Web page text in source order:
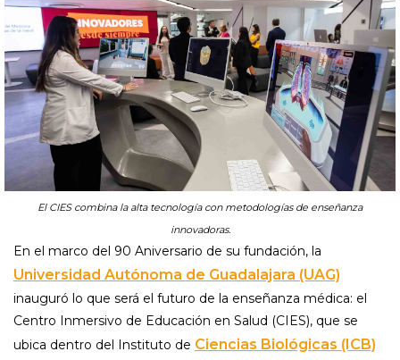
El CIES combina la alta tecnología con metodologías de enseñanza
innovadoras.
En el marco del 90 Aniversario de su fundación, la
Universidad Autónoma de Guadalajara (UAG)
inauguró lo que será el futuro de la enseñanza médica: el
Centro Inmersivo de Educación en Salud (CIES), que se
ubica dentro del Instituto de Ciencias Biológicas (ICB)